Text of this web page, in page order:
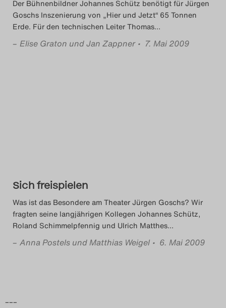
Der Bühnenbildner Johannes Schütz benötigt für Jürgen
Goschs Inszenierung von „Hier und Jetzt“ 65 Tonnen
Erde. Für den technischen Leiter Thomas…
– Elise Graton und Jan Zappner • 7. Mai 2009
Sich freispielen
Was ist das Besondere am Theater Jürgen Goschs? Wir
fragten seine langjährigen Kollegen Johannes Schütz,
Roland Schimmelpfennig und Ulrich Matthes…
– Anna Postels und Matthias Weigel • 6. Mai 2009
–––